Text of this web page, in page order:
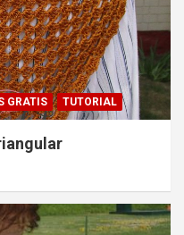
GRATIS TUTORIAL